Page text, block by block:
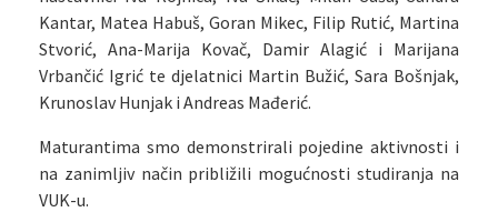
Kantar, Matea Habuš, Goran Mikec, Filip Rutić, Martina
Stvorić, Ana-Marija Kovač, Damir Alagić i Marijana
Vrbančić Igrić te djelatnici Martin Bužić, Sara Bošnjak,
Krunoslav Hunjak i Andreas Mađerić.
Maturantima smo demonstrirali pojedine aktivnosti i
na zanimljiv način približili mogućnosti studiranja na
VUK-u.